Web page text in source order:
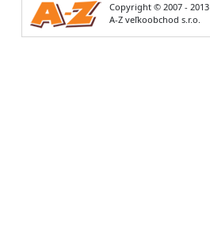
Copyright © 2007 - 2013
A-Z veľkoobchod s.r.o.